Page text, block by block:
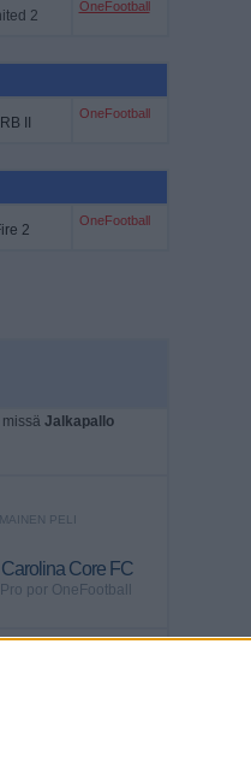
2
OneFootball
II
OneFootball
2
OneFootball
Jalkapallo
PELI
Core FC
por OneFootball